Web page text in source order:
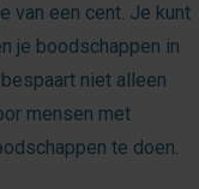
van een cent. Je kunt
je boodschappen in
niet alleen
mensen met
te doen.